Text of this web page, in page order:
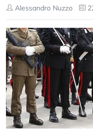
Alessandro Nuzzo